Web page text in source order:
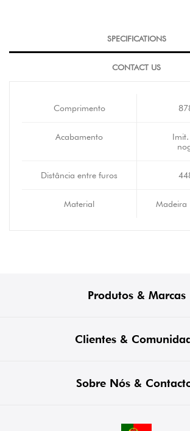
SPECIFICATIONS
CONTACT US
Comprimento
Acabamento
Distância entre furos
Material
Produtos & Marcas
Clientes &
Sobre Nós &